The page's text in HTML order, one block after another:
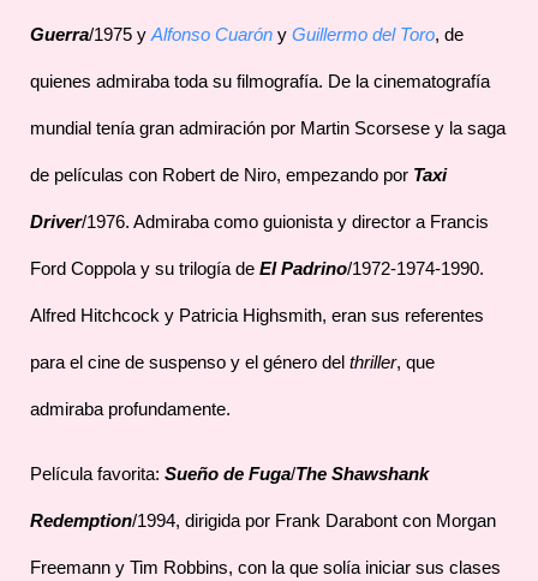
Guerra/1975 y Alfonso Cuarón y Guillermo del Toro, de
quienes admiraba toda su filmografía. De la cinematografía
mundial tenía gran admiración por Martin Scorsese y la saga
de películas con Robert de Niro, empezando por Taxi
Driver/1976. Admiraba como guionista y director a Francis
Ford Coppola y su trilogía de El Padrino/1972-1974-1990.
Alfred Hitchcock y Patricia Highsmith, eran sus referentes
para el cine de suspenso y el género del thriller, que
admiraba profundamente.
Película favorita: Sueño de Fuga/The Shawshank
Redemption/1994, dirigida por Frank Darabont con Morgan
Freemann y Tim Robbins, con la que solía iniciar sus clases